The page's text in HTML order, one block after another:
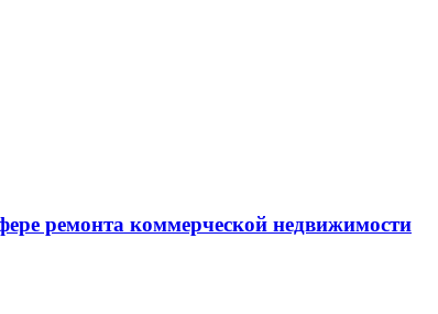
ремонта коммерческой недвижимости